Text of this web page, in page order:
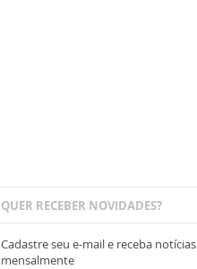
QUER RECEBER NOVIDADES?
Cadastre seu e-mail e receba notícias
mensalmente